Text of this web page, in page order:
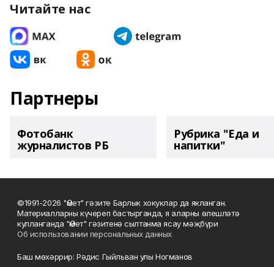
Читайте нас
Партнеры
Фотобанк
журналистов РБ
Рубрика "Еда и
напитки"
©1991-2026 "Өмет" гәзите Барлык хокуклар да якланган.
Материалларны күчереп бастырганда, я аларны өлешләтә
кулланганда "Өмет" гәзитенә сылтанма ясау мәҗбүри
Об использовании персональных данных
Баш мөхәррир: Рәдис Гыйльван улы Ногманов